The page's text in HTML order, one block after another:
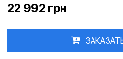
22 992 грн